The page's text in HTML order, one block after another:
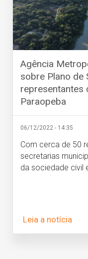
Agência
sobre Plano de
representantes
Paraopeba
06/12/2022 - 14:35
Com cerca de 50
secretarias
da sociedade civil
Leia a notícia